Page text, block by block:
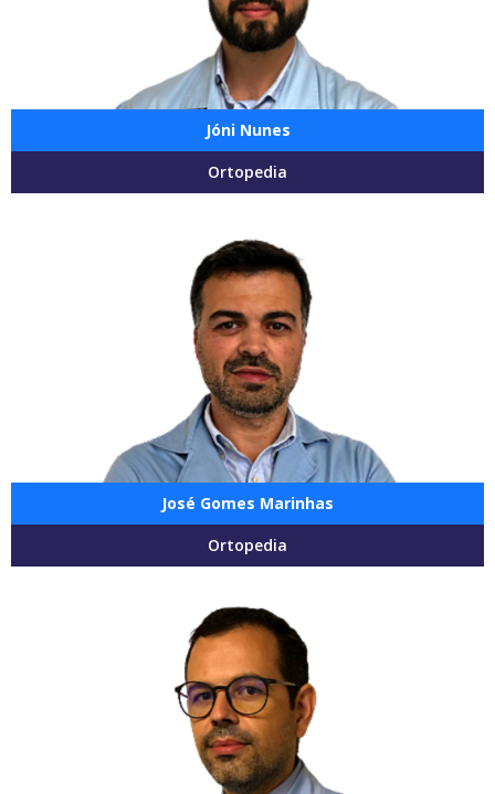
Jóni Nunes
Ortopedia
José Gomes Marinhas
Ortopedia